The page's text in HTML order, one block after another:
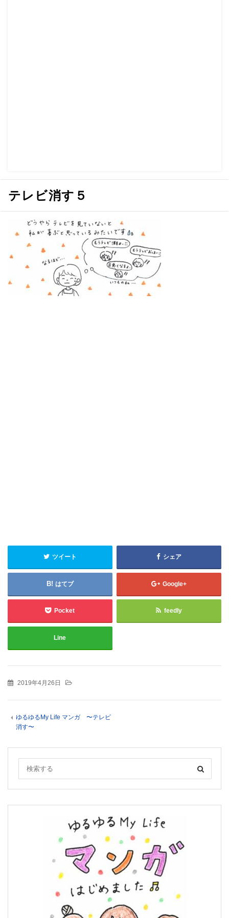
テレビ消す５
ツイート シェア
はてブ Google+
Pocket feedly
Line
2019年4月26日
ゆるゆるMy Life マンガ 〜テレビ
消す〜